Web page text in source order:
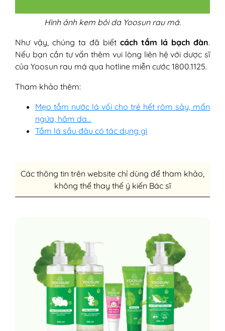
Hình ảnh kem bôi da Yoosun rau má.
Như vậy, chúng ta đã biết cách tắm lá bạch đàn.
Nếu bạn cần tư vấn thêm vui lòng liên hệ với dược sĩ
của Yoosun rau má qua hotline miễn cước 1800.1125.
Tham khảo thêm:
Mẹo tắm nước lá vối cho trẻ hết rôm sảy, mẩn
ngứa, hăm da…
Tắm lá sầu đâu có tác dụng gì
Các thông tin trên website chỉ dùng để tham khảo,
không thể thay thế ý kiến Bác sĩ